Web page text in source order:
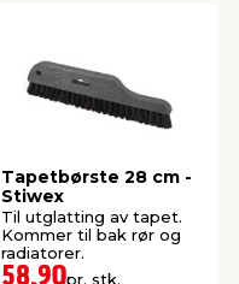
Tapetbørste 28 cm -
Stiwex
Til utglatting av tapet.
Kommer til bak rør og
radiatorer.
58,90pr. stk.